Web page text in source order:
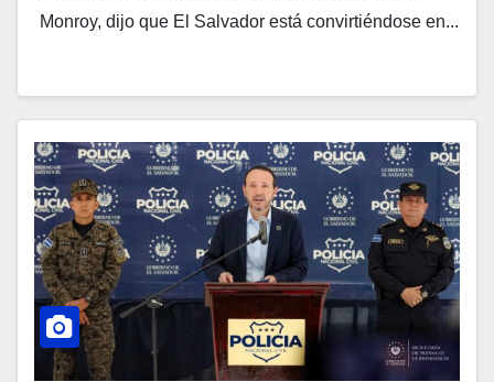
Monroy, dijo que El Salvador está convirtiéndose en...